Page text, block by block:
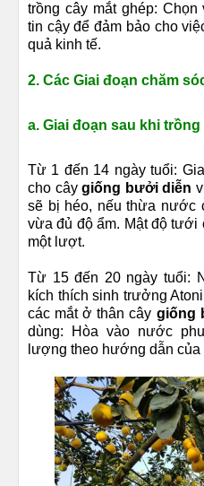
trồng cây mắt ghép:
tin cậy để đảm bảo cho
quả kinh tế.
2. Các Giai đoạn chăm
a. Giai đoạn sau khi trồng
Từ 1 đến 14 ngày tuổi:
cho cây giống bưởi diễn
sẽ bị héo, nếu thừa nước
vừa đủ độ ẩm. Mật độ tưới
một lượt.
Từ 15 đến 20 ngày tuổi:
kích thích sinh trưởng
các mắt ở thân cây giống
dùng: Hòa vào nước
lượng theo hướng dẫn của